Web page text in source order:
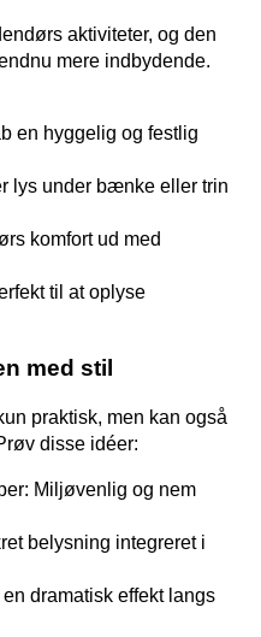
aktiviteter, og den
mere indbydende.
en hyggelig og festlig
lys under bænke eller trin
komfort ud med
til at oplyse
med stil
praktisk, men kan også
disse idéer:
Miljøvenlig og nem
belysning integreret i
dramatisk effekt langs